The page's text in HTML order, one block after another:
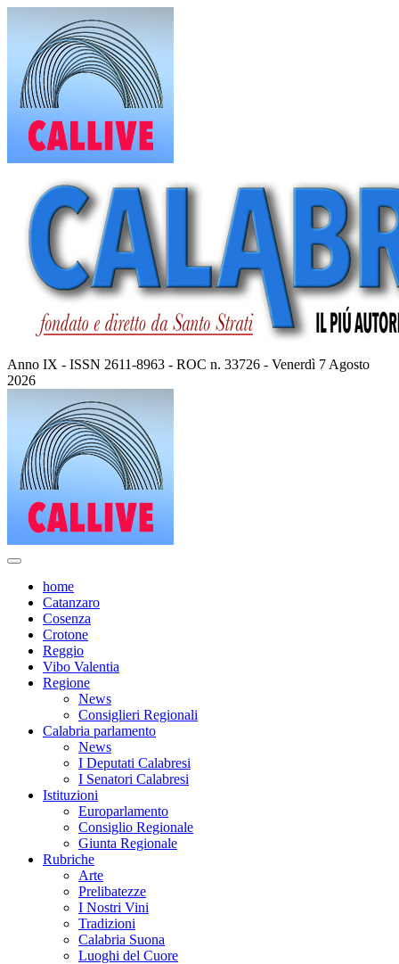
contenuto
Anno IX - ISSN 2611-8963 - ROC n. 33726 - Venerdì 7 Agosto
2026
home
Catanzaro
Cosenza
Crotone
Reggio
Vibo Valentia
Regione
News
Consiglieri Regionali
Calabria parlamento
News
I Deputati Calabresi
I Senatori Calabresi
Istituzioni
Europarlamento
Consiglio Regionale
Giunta Regionale
Rubriche
Arte
Prelibatezze
I Nostri Vini
Tradizioni
Calabria Suona
Luoghi del Cuore